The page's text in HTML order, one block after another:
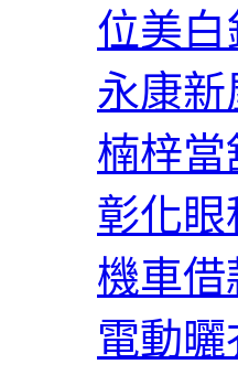
位美白
永康
楠梓當
彰化
機車借
電動